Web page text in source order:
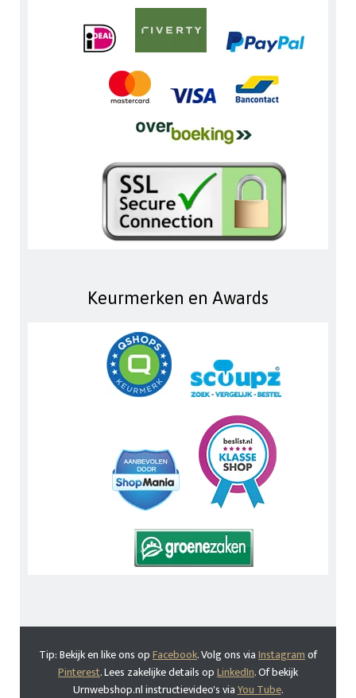
Keurmerken en Awards
Tip: Bekijk en like ons opFacebook. Volg ons viaInstagramof
Pinterest. Lees zakelijke details opLinkedIn. Of bekijk
Urnwebshop.nl instructievideo's viaYou Tube.